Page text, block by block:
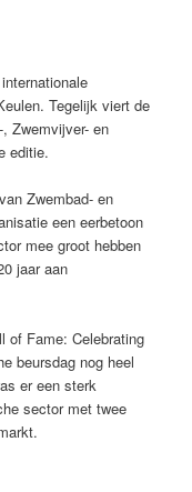
Tegelijk viert de
Zwemvijver- en
editie.
Zwembad- en
een eerbetoon
mee groot hebben
jaar aan
of Fame: Celebrating
beursdag nog heel
er een sterk
sector met twee